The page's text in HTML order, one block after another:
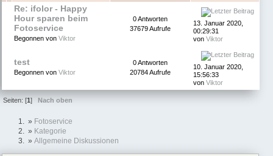
Re: ifolor - Happy
Hour sparen beim
Fotoservice
Begonnen von Viktor
0 Antworten
37679 Aufrufe
13. Januar 2020,
00:29:31
von Viktor
test
Begonnen von Viktor
0 Antworten
20784 Aufrufe
10. Januar 2020,
15:56:33
von Viktor
Seiten: [1] Nach oben
» Fotoservice
» Kategorie
» Allgemeine Diskussionen